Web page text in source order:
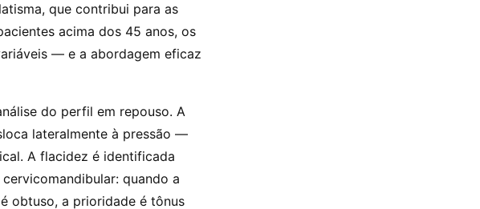
que contribui para as
acima dos 45 anos, os
— e a abordagem eficaz
do perfil em repouso. A
lateralmente à pressão —
A flacidez é identificada
quando a
obtuso, a prioridade é tônus